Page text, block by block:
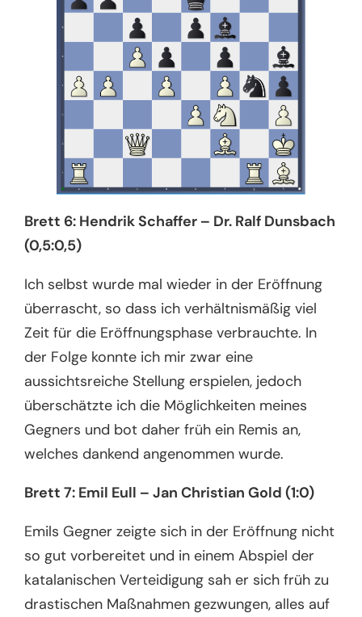
Brett 6: Hendrik Schaffer – Dr. Ralf Dunsbach
(0,5:0,5)
Ich selbst wurde mal wieder in der Eröffnung
überrascht, so dass ich verhältnismäßig viel
Zeit für die Eröffnungsphase verbrauchte. In
der Folge konnte ich mir zwar eine
aussichtsreiche Stellung erspielen, jedoch
überschätzte ich die Möglichkeiten meines
Gegners und bot daher früh ein Remis an,
welches dankend angenommen wurde.
Brett 7: Emil Eull – Jan Christian Gold (1:0)
Emils Gegner zeigte sich in der Eröffnung nicht
so gut vorbereitet und in einem Abspiel der
katalanischen Verteidigung sah er sich früh zu
drastischen Maßnahmen gezwungen, alles auf